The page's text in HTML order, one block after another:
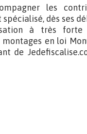
les
spécialisé, dès ses
à très
en loi
de